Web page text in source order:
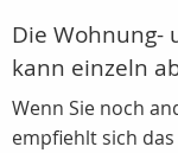
Die Wohnung-
kann einzeln
Wenn Sie noch
empfiehlt sich